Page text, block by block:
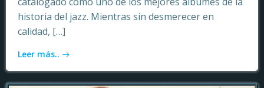
historia del jazz. Mientras sin desmerecer en
calidad, […]
Leer más..